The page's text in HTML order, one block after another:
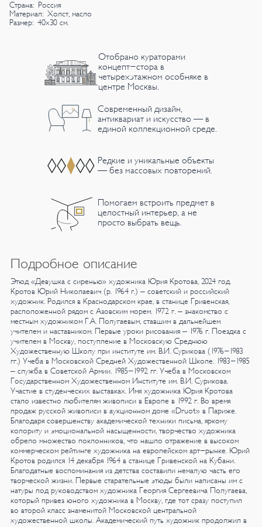
Страна: Россия
Материал: Холст, масло
Размер: 40х30 см.
Отобрано кураторами
концепт-стора в
четырехэтажном особняке в
центре Москвы.
Современный дизайн,
антиквариат и искусство — в
единой коллекционной среде.
Редкие и уникальные объекты
— без массовых повторений.
Помогаем встроить предмет в
целостный интерьер, а не
просто выбрать вещь.
Подробное описание
Этюд «Девушка с сиренью» художника Юрия Кротова, 2024 год.
Кротов Юрий Николаевич (р. 1964 г.) – советский и российский
художник. Родился в Краснодарском крае, в станице Гривенская,
расположенной рядом с Азовским морем. 1972 г. – знакомство с
местным художником Г.А. Полугаевым, ставшим в дальнейшем
учителем и наставником. Первые уроки рисования – 1976 г. Поездка с
учителем в Москву, поступление в Московскую Среднюю
Художественную Школу при институте им. В.И. Сурикова (1976-1983
гг.) Учеба в Московской Средней Художественной Школе. 1983-1985
– служба в Советской Армии. 1985-1992 гг. Учеба в Московском
Государственном Художественном Институте им. В.И. Сурикова.
Участие в студенческих выставках. Имя художника Юрия Кротова
стало известно любителям живописи в Европе в 1992 г. Во время
продаж русской живописи в аукционном доме «Druot» в Париже.
Благодаря совершенству академической техники письма, яркому
колориту и эмоциональной насыщенности, творчество художника
обрело множество поклонников, что нашло отражение в высоком
коммерческом рейтинге художника на европейском арт-рынке. Юрий
Кротов родился 14 декабря 1964 в станице Гривенской на Кубани.
Благодатные воспоминания из детства составили немалую часть его
творческой жизни. Первые старательные этюды были написаны им с
натуры под руководством художника Георгия Сергеевича Полугаева,
который привез юного художника в Москву, где тот сразу поступил
во второй класс знаменитой Московской центральной
художественной школы. Академический путь художник продолжил в